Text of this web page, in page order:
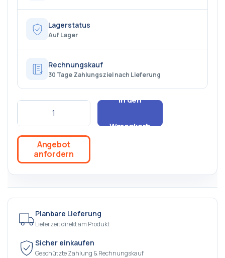
Lagerstatus
Auf Lager
Rechnungskauf
30 Tage Zahlungsziel nach Lieferung
In den
Warenkorb
Angebot
anfordern
Planbare Lieferung
Lieferzeit direkt am Produkt
Sicher einkaufen
Geschützte Zahlung & Rechnungskauf